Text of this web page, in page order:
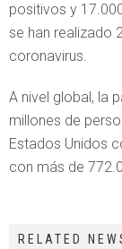
positivos y
se han realizado
coronavirus.
A nivel global, la
millones de
Estados Unidos
con más de
RELATED